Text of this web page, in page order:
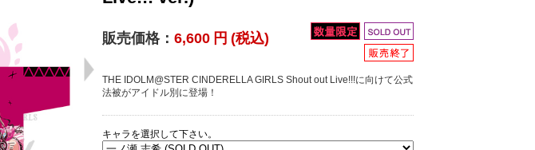
販売価格： 6,600 円 (税込)
THE IDOLM@STER CINDERELLA GIRLS Shout out Live!!!に向けて公式
法被がアイドル別に登場！
キャラを選択して下さい。